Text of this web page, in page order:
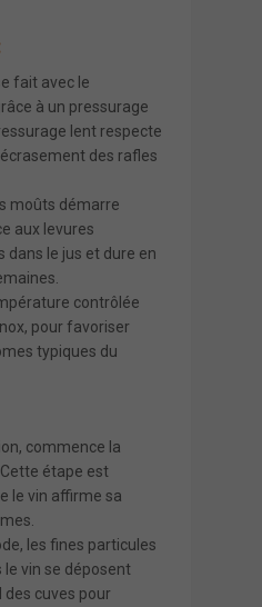
fait avec le
à un pressurage
lent respecte
des rafles
moûts démarre
aux levures
dans le jus et dure en
contrôlée
pour favoriser
typiques du
commence la
étape est
le vin affirme sa
les fines particules
le vin se déposent
cuves pour